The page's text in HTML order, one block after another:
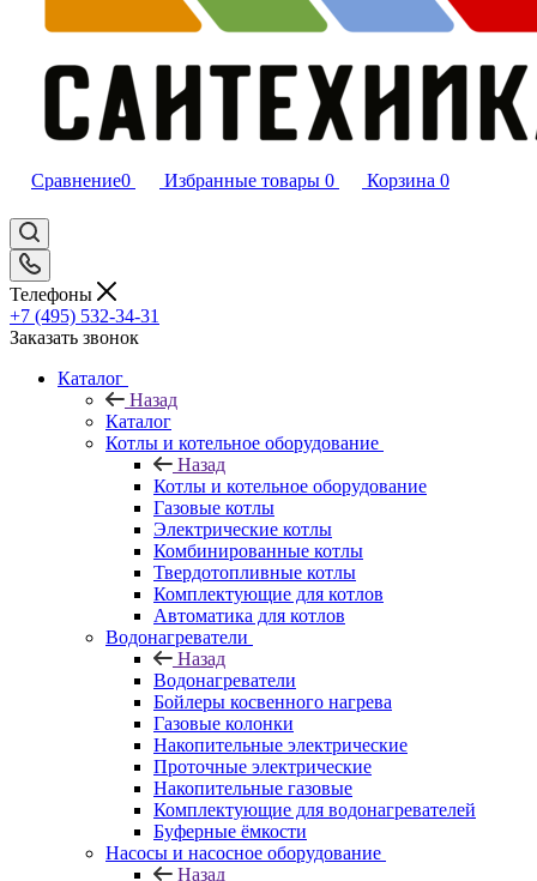
Сравнение0 Избранные товары 0 Корзина 0
Телефоны
+7 (495) 532‑34‑31
Заказать звонок
Каталог
Назад
Каталог
Котлы и котельное оборудование
Назад
Котлы и котельное оборудование
Газовые котлы
Электрические котлы
Комбинированные котлы
Твердотопливные котлы
Комплектующие для котлов
Автоматика для котлов
Водонагреватели
Назад
Водонагреватели
Бойлеры косвенного нагрева
Газовые колонки
Накопительные электрические
Проточные электрические
Накопительные газовые
Комплектующие для водонагревателей
Буферные ёмкости
Насосы и насосное оборудование
Назад